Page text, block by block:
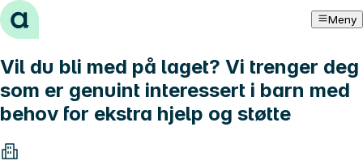
Hopp til innhold Meny
Vil du bli med på laget? Vi trenger deg
som er genuint interessert i barn med
behov for ekstra hjelp og støtte